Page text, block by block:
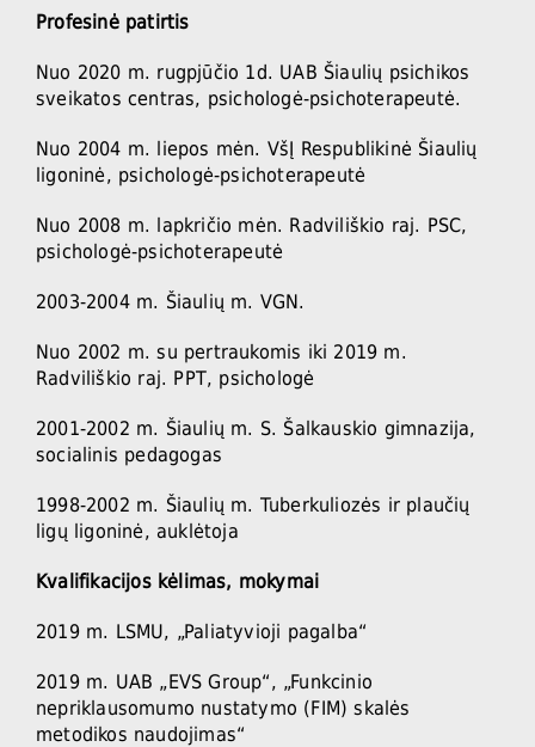
Profesinė patirtis
Nuo 2020 m. rugpjūčio 1d. UAB Šiaulių psichikos
sveikatos centras, psichologė-psichoterapeutė.
Nuo 2004 m. liepos mėn. VšĮ Respublikinė Šiaulių
ligoninė, psichologė-psichoterapeutė
Nuo 2008 m. lapkričio mėn. Radviliškio raj. PSC,
psichologė-psichoterapeutė
2003-2004 m. Šiaulių m. VGN.
Nuo 2002 m. su pertraukomis iki 2019 m.
Radviliškio raj. PPT, psichologė
2001-2002 m. Šiaulių m. S. Šalkauskio gimnazija,
socialinis pedagogas
1998-2002 m. Šiaulių m. Tuberkuliozės ir plaučių
ligų ligoninė, auklėtoja
Kvalifikacijos kėlimas, mokymai
2019 m. LSMU, „Paliatyvioji pagalba“
2019 m. UAB „EVS Group“, „Funkcinio
nepriklausomumo nustatymo (FIM) skalės
metodikos naudojimas“